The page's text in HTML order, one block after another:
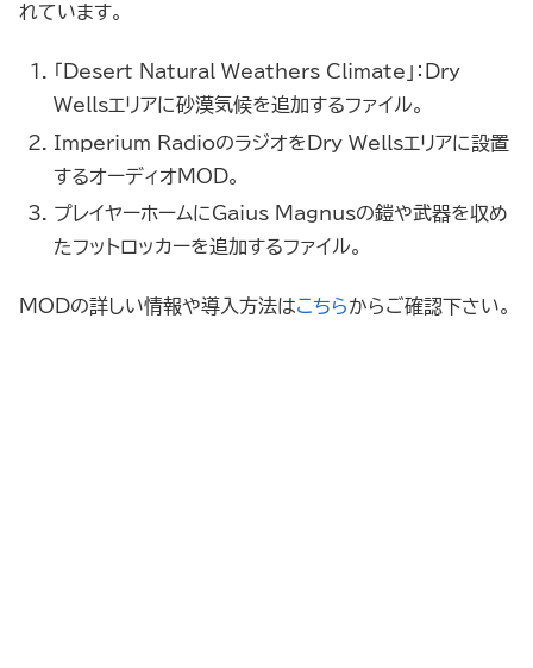
れています。
「Desert Natural Weathers Climate」：Dry
Wellsエリアに砂漠気候を追加するファイル。
Imperium RadioのラジオをDry Wellsエリアに設置
するオーディオMOD。
プレイヤーホームにGaius Magnusの鎧や武器を収め
たフットロッカーを追加するファイル。
MODの詳しい情報や導入方法はこちらからご確認下さい。